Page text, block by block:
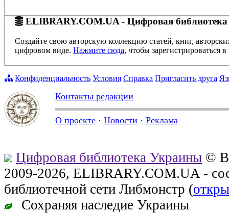
ELIBRARY.COM.UA - Цифровая библиотека
Создайте свою авторскую коллекцию статей, книг,
цифровом виде. Нажмите сюда, чтобы зарегистрироваться в
Конфиденциальность Условия Справка Пригласить друга
Контакты редакции
О проекте · Новости · Реклама
Цифровая библиотека Украины ©
2009-2026, ELIBRARY.COM.UA -
библиотечной сети Либмонстр (
Сохраняя наследие Украины